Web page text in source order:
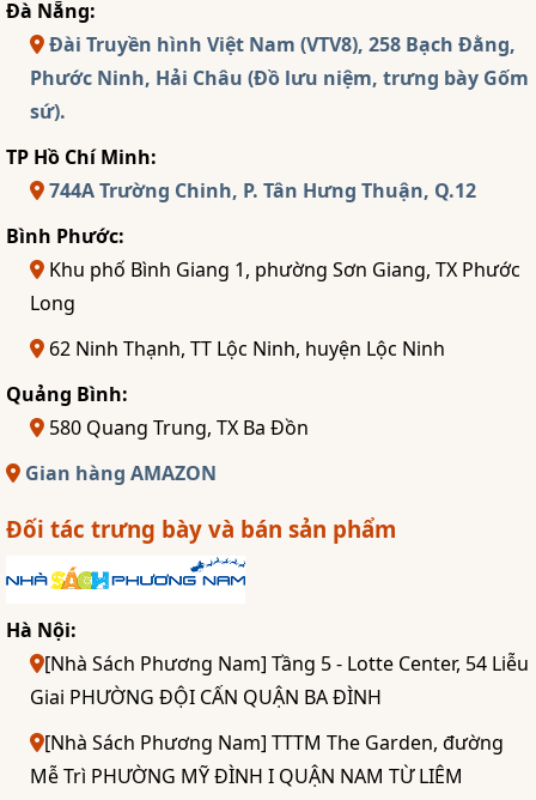
Đà Nẵng:
Đài Truyền hình Việt Nam (VTV8), 258 Bạch Đằng,
Phước Ninh, Hải Châu (Đồ lưu niệm, trưng bày Gốm
sứ).
TP Hồ Chí Minh:
744A Trường Chinh, P. Tân Hưng Thuận, Q.12
Bình Phước:
Khu phố Bình Giang 1, phường Sơn Giang, TX Phước
Long
62 Ninh Thạnh, TT Lộc Ninh, huyện Lộc Ninh
Quảng Bình:
580 Quang Trung, TX Ba Đồn
Gian hàng AMAZON
Đối tác trưng bày và bán sản phẩm
Hà Nội:
[Nhà Sách Phương Nam] Tầng 5 - Lotte Center, 54 Liễu
Giai PHƯỜNG ĐỘI CẤN QUẬN BA ĐÌNH
[Nhà Sách Phương Nam] TTTM The Garden, đường
Mễ Trì PHƯỜNG MỸ ĐÌNH I QUẬN NAM TỪ LIÊM